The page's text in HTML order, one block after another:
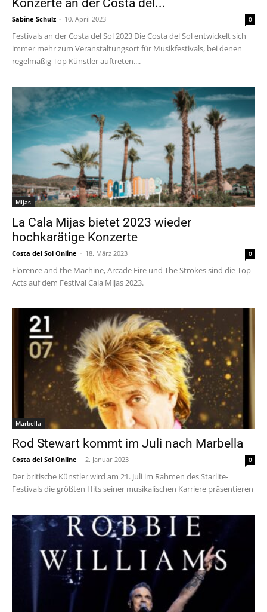
Konzerte an der Costa del...
Sabine Schulz - 10. April 2023 0
Festivals an der Costa del Sol 2023 Die Costa del Sol entwickelt sich
immer mehr zum Veranstaltungsort für Musikfestivals, bei denen
regelmäßig Top Künstler auftreten....
Mijas
La Cala Mijas bietet 2023 wieder
hochkarätige Konzerte
Costa del Sol Online - 18. März 2023 0
Florence and the Machine, Arcade Fire und The Strokes sind die Top
Acts auf dem Festival Cala Mijas 2023.
Marbella
Rod Stewart kommt im Juli nach Marbella
Costa del Sol Online - 2. Januar 2023 0
Der britische Künstler wird am 21. Juli im Rahmen des Starlite-
Festivals die größten Hits seiner musikalischen Karriere präsentieren